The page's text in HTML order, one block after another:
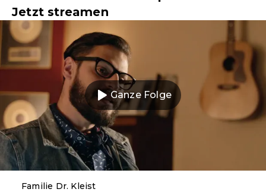
Jetzt streamen
Ganze Folge
Familie Dr. Kleist